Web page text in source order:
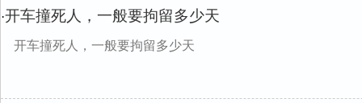
·开车撞死人，一般要拘留多少天
开车撞死人，一般要拘留多少天